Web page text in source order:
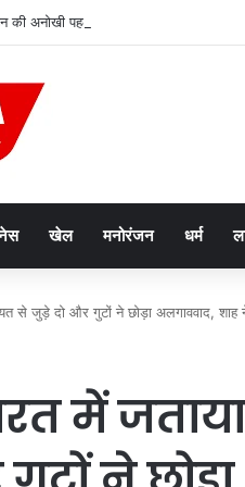
की अनोखी पहल, अब हर शुक्रवार को होगा
खेल मनोरंजन धर्म
से जुड़े दो और गुटों ने छोड़ा अलगाववाद, शाह
में जताया